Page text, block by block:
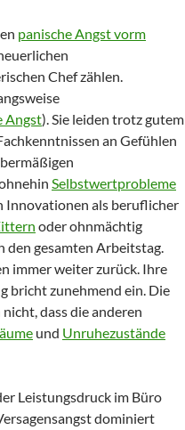
panische Angst vorm
Chef zählen.
Angst). Sie leiden trotz gutem
an Gefühlen
Selbstwertprobleme
Innovationen als beruflicher
oder ohnmächtig
den gesamten Arbeitstag.
immer weiter zurück. Ihre
bricht zunehmend ein. Die
dass die anderen
und Unruhezustände
Leistungsdruck im Büro
dominiert